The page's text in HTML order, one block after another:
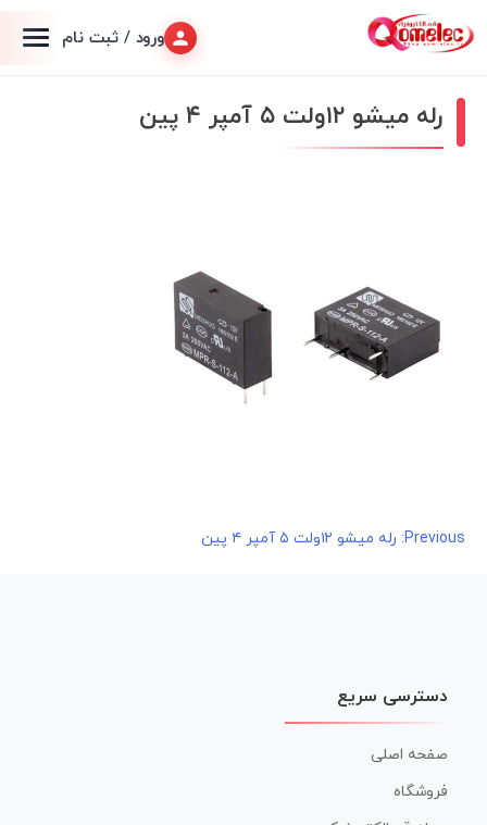
ورود / ثبت نام
رله میشو ۱۲ولت ۵ آمپر ۴ پین
راهبری
Previous: رله میشو ۱۲ولت ۵ آمپر ۴ پین
دسترسی سریع
صفحه اصلی
فروشگاه